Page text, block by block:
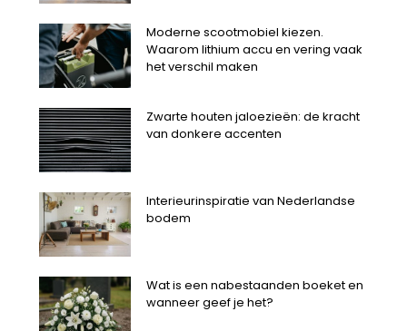
Moderne scootmobiel kiezen.
Waarom lithium accu en vering vaak
het verschil maken
Zwarte houten jaloezieën: de kracht
van donkere accenten
Interieurinspiratie van Nederlandse
bodem
Wat is een nabestaanden boeket en
wanneer geef je het?